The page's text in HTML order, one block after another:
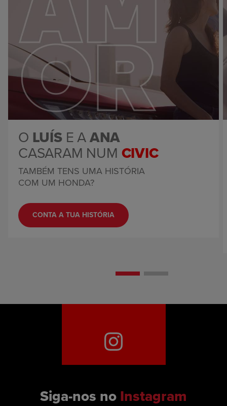
O LUÍSE A ANA
CASARAM NUM CIVIC
TAMBÉM TENS UMA HISTÓRIA
COM UM HONDA?
CONTA A TUA HISTÓRIA
Siga-nos no Instagram